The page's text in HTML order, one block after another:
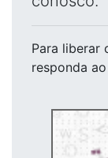
Para liberar
responda